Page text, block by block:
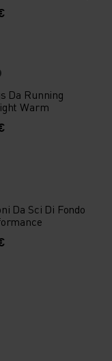
Da Running
Warm
Da Sci Di Fondo